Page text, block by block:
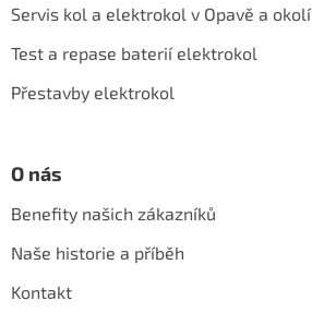
Servis kol a elektrokol v Opavě a okolí
Test a repase baterií elektrokol
Přestavby elektrokol
O nás
Benefity našich zákazníků
Naše historie a příběh
Kontakt